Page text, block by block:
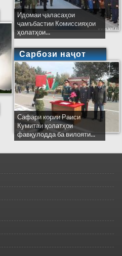
Идомаи ҷаласаҳои
ҷамъбастии Комиссияҳои
ҳолатҳои...
Сарбози наҷот
Сафари кории Раиси
Кумитаи ҳолатҳои
фавқулодда ба вилояти...